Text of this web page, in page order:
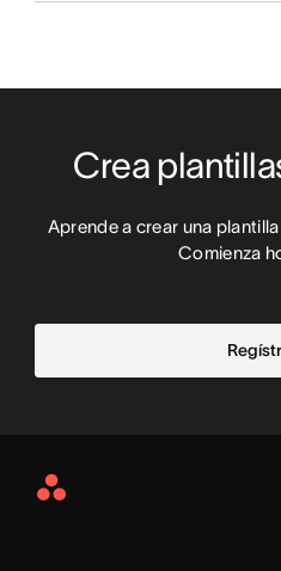
Crea
Aprende a crear una
Comienza
Asana